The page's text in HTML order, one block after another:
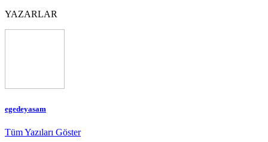
YAZARLAR
egedeyasam
Tüm Yazıları Göster